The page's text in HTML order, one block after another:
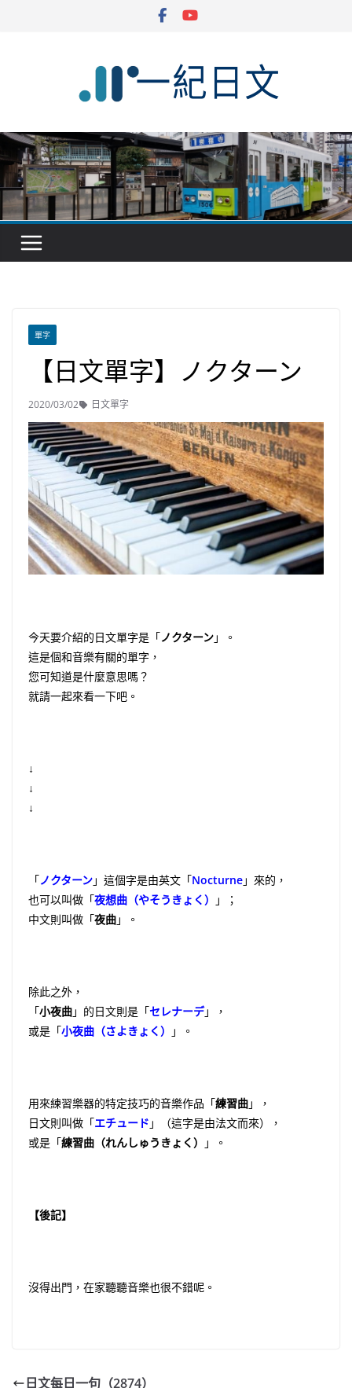
單字
【日文單字】ノクターン
2020/03/02 日文單字
今天要介紹的日文單字是「ノクターン」。
這是個和音樂有關的單字，
您可知道是什麼意思嗎？
就請一起來看一下吧。
↓
↓
↓
「ノクターン」這個字是由英文「Nocturne」來的，
也可以叫做「夜想曲（やそうきょく）
」；
中文則叫做「夜曲」。
除此之外，
「小夜曲」的日文則是「セレナーデ」，
或是「小夜曲（さよきょく） 」。
用來練習樂器的特定技巧的音樂作品「練習曲」，
日文則叫做「エチュード 」（這字是由法文而來），
或是「練習曲（れんしゅうきょく） 」。
【後記】
沒得出門，在家聽聽音樂也很不錯呢。
日文每日一句（2874）